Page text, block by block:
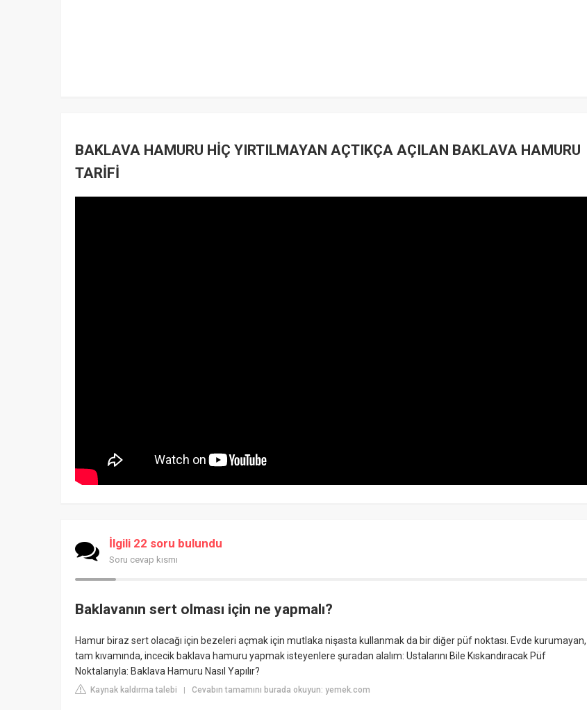
BAKLAVA HAMURU HİÇ YIRTILMAYAN AÇTIKÇA AÇILAN BAKLAVA HAMURU
TARİFİ
İlgili 22 soru bulundu
Soru cevap kısmı
Baklavanın sert olması için ne yapmalı?
Hamur biraz sert olacağı için bezeleri açmak için mutlaka nişasta kullanmak da bir diğer püf noktası. Evde kurumayan,
tam kıvamında, incecik baklava hamuru yapmak isteyenlere şuradan alalım: Ustalarını Bile Kıskandıracak Püf
Noktalarıyla: Baklava Hamuru Nasıl Yapılır?
Kaynak kaldırma talebi | Cevabın tamamını burada okuyun: yemek.com